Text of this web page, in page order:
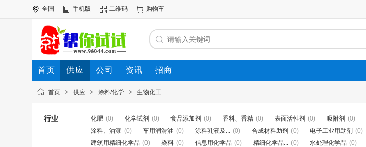
全国 手机版 二维码 购物车
首页 供应 公司 资讯 招商
首页 > 供应 > 涂料/化学 > 生物化工
行业 化肥 (0) 化学试剂 (0) 食品添加剂 (0) 香料、香精 (0) 表面活性剂 (0) 吸附剂 (0)
涂料、油漆 (0) 车用润滑油 (0) 涂料乳液及... (0) 合成材料助剂 (0) 电子工业用助剂 (0)
建筑用精细化学品 (0) 染料 (0) 信息用化学品 (0) 精细化学品... (0) 水处理化学品 (0)